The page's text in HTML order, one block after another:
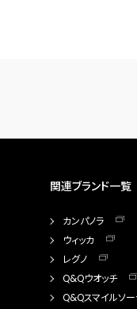
関連ブランド一覧
カンパノラ
ウィッカ
レグノ
Q&Qウオッチ
Q&Qスマイルソー